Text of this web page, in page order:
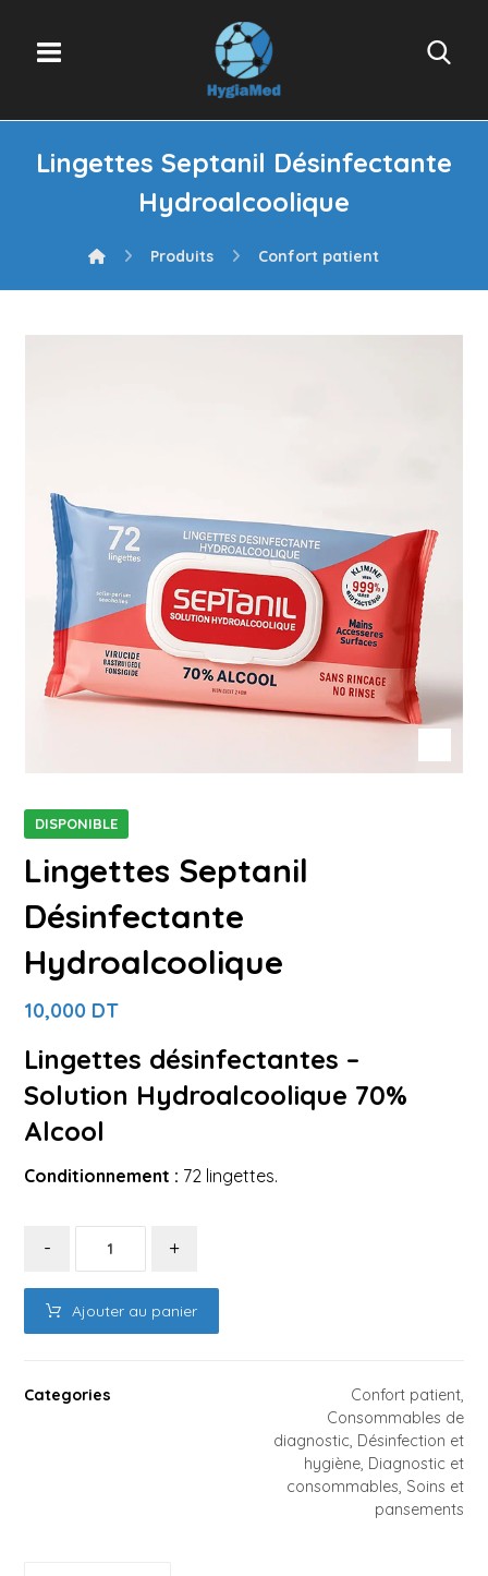
Lingettes Septanil Désinfectante
Hydroalcoolique
Produits Confort patient
DISPONIBLE
Lingettes Septanil
Désinfectante
Hydroalcoolique
10,000 DT
Lingettes désinfectantes –
Solution Hydroalcoolique 70%
Alcool
Conditionnement : 72 lingettes.
- +
Ajouter au panier
Categories Confort patient,
Consommables de
diagnostic, Désinfection et
hygiène, Diagnostic et
consommables, Soins et
pansements